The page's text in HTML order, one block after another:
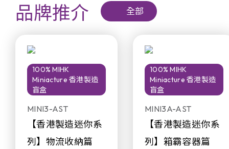
品牌推介 全部
100% MIHK
Miniacture 香港製造
盲盒
MINI3-AST
【香港製造迷你系
列】物流收納篇
100% MIHK
Miniacture 香港製造
盲盒
MINI3A-AST
【香港製造迷你系
列】箱霸容器篇